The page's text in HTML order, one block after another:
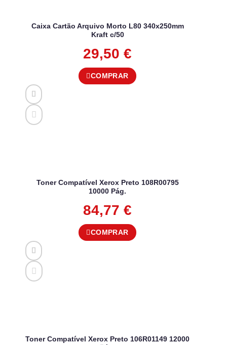
Caixa Cartão Arquivo Morto L80 340x250mm
Kraft c/50
29,50 €
COMPRAR
Toner Compatível Xerox Preto 108R00795
10000 Pág.
84,77 €
COMPRAR
Toner Compatível Xerox Preto 106R01149 12000